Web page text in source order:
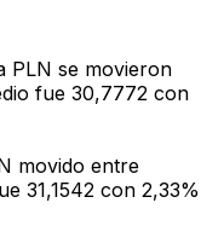
PLN se movieron
fue 30,7772 con
movido entre
31,1542 con 2,33%